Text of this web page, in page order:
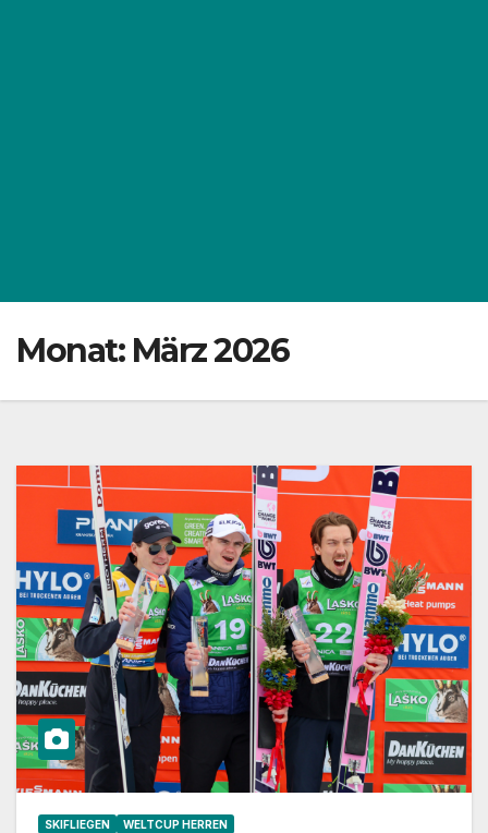
Monat: März 2026
SKIFLIEGEN WELTCUP HERREN